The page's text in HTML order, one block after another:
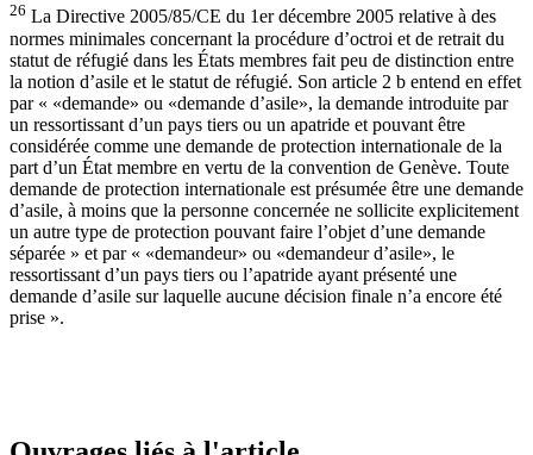
26 La Directive 2005/85/CE du 1er décembre 2005 relative à des
normes minimales concernant la procédure d’octroi et de retrait du
statut de réfugié dans les États membres fait peu de distinction entre
la notion d’asile et le statut de réfugié. Son article 2 b entend en effet
par « «demande» ou «demande d’asile», la demande introduite par
un ressortissant d’un pays tiers ou un apatride et pouvant être
considérée comme une demande de protection internationale de la
part d’un État membre en vertu de la convention de Genève. Toute
demande de protection internationale est présumée être une demande
d’asile, à moins que la personne concernée ne sollicite explicitement
un autre type de protection pouvant faire l’objet d’une demande
séparée » et par « «demandeur» ou «demandeur d’asile», le
ressortissant d’un pays tiers ou l’apatride ayant présenté une
demande d’asile sur laquelle aucune décision finale n’a encore été
prise ».